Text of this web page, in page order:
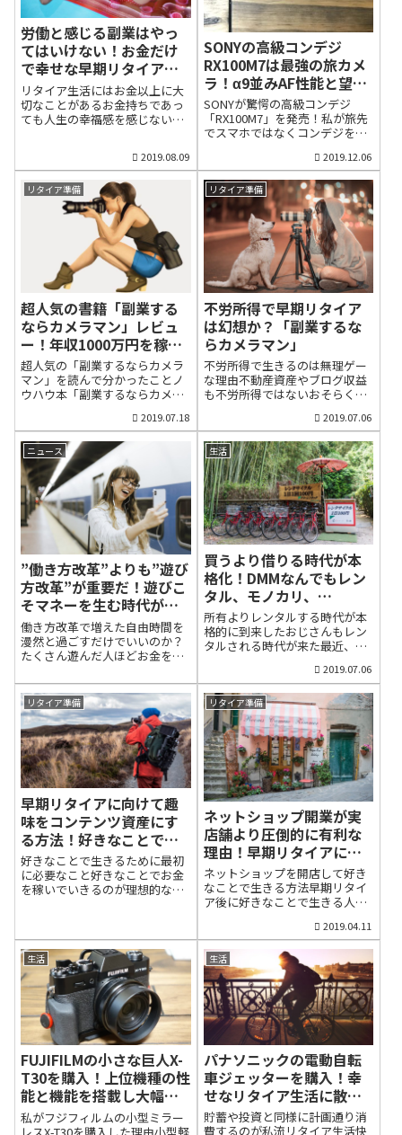
RX100シリーズと言っても過言
ではないと思います。私は2016
年に発売されたRX100M5に加え
て、8月30日に発売されたばかり
のRX100M7を注文しました。ソ
ニーRX100M7は発売早々、人気
ナンバーワンとなった注目機種
です。（参考：マップカメラ）
なぜ、私も購入したのか、
たいと思います。ソニー
RX100M7は高級コンデジの完成
形RX100シリーズはM5に続いて
２代目の購入正直言って、現在
オリンパス Tough TG-6 7位 リコ
ー GR III 8位 富士フイルム X-T3 9
位 キヤノン EOS R 10位 キヤノ
ン SX620 HSマップカメラは「コ
ンパクト機が、わずか数日の販
売にもかかわらず、2位に圧倒的
な大差をつけての1位という信じ
られない現象が起こりました」
と驚きをもって伝えています。
なぜ、コンデジのRX100M7がこ
労働と感じる副業はやっ
てはいけない！お金だけ
で幸せな早期リタイアは
実現できない
リタイア生活にはお金以上に大
切なことがあるお金持ちであっ
ても人生の幸福感を感じない理
報告書を発表して以来、各地の
投資セミナーが盛況だったり、
実際に税制が優遇されるNISA口
座の申し込みが増えています。
以前にも増して、国民の多くが
老後に不安を抱き、お金がなけ
れば、幸せな老後は実現できな
いと再認識している証左でもあ
ります。確かに、ある程度、お
金がなければ、不安な日々を送
ることになるので、経済的な基
盤が重要であることは否定しま
せん。しかし、金融資産が豊富
にあるからといって、リタイア
生活が幸福なものになるかとい
えば、それはノーだと感じてい
ます。私も早期リタイアして、
金は水や電気と同じで、生きる
ためのインフラだとは思います
が、幸福感を産んでくれるもの
だとは思えないのです。他人よ
りも、高級な商品やサービスを
購入し...
2019.08.09
SONYの高級コンデジ
RX100M7は最強の旅カメ
ラ！α9並みAF性能と望遠
ズームで運動会にも最適
SONYが驚愕の高級コンデジ
「RX100M7」を発売！私が旅先
でスマホではなくコンデジを利
スマホで記念写真を撮る時代で
す。ですから、コンデジが衰退
し、カメラメーカーは高くて大
きなフルサイズミラーレスカメ
ラに開発・販売の力点を置くよ
うになりました。しかし、スマ
ホにはクレジットカード情報な
ど様々な重要な個人情報が詰ま
っています。スマホが高値で転
売されている海外などでは「は
い、ポーズ！」と言った瞬間、
スラれる恐れもあります。しか
し、個人情報が入っていないコ
ンデジならば、最悪、盗難や強
奪の被害にあっても個人情報が
流出する心配はありません。で
すから、我が家ではリスクも考
用するようにしています。私が
旅先で利用する頻度が高いの
が、ソニーのRX100M5です。昨
年夏のタイ旅行でも大活躍して
くれました。
(function(b,c,f,g,a,d,e){...
2019.12.06
リタイア準備
超人気の書籍「副業する
ならカメラマン」レビュ
ー！年収1000万円を稼ぐ
基本が分かる
超人気の「副業するならカメラ
マン」を読んで分かったことノ
ウハウ本「副業するならカメラ
年金に加入しているサラリーマ
ンでも2000万円不足する。こん
な試算が世の中に広まるにつ
れ、副業や投資に取り組む人た
ちが増えています。そんななか
で、いま人気となっている副業
のノウハウ本があります。それ
は以前にも紹介した「副業する
ならカメラマン」です。この本
が人気なのは「カメラ歴0日でも
大丈夫！1日2時間の仕事で、テ
クニックもセンスも不要で、月
収100万円」という触れ込み
に、ちょっと読んでみたいとい
う人が多いのだと思います。多
くの人が、稼げるカメラマンに
なるためには特別な技術やセン
スなど才能が必要だと思い込ん
でいるからです。
(function(b,c,f,g,a,d,e)
{b.MoshimoAffiliateObject=a;b
=b||function(){arguments.cu...
2019.07.18
リタイア準備
不労所得で早期リタイア
は幻想か？「副業するな
らカメラマン」
不労所得で生きるのは無理ゲー
な理由不動産資産やブログ収益
も不労所得ではないおそらく、
得で自由に生きる生活に憧れて
いると思います。親から巨万の
富を相続したり、数億円の宝く
じや油田を掘り当てた人ではな
い限り、全く働かずに自由に生
きることは実際には不可能で
す。しかし、世の中には不労所
得で自由に生きていける方法を
うたって怪しげな情報商材を数
十万円で売っている人も少なく
ありません。しかも、そうした
情報商材を有名ブロガーやユチ
ューバーが販売すると、信憑性
を感じて、最後は養分となる人
はあとを絶ちません。私は現
在、所有する会社やブログなど
の収入で生活を送っています
が、不労所得なんて存在しない
と実感しています。所有する会
社の収益は社長である妻の労働
によって支えられています。ブ
ログなどネット収入も時々メン
テナンスをしなければいけませ
ん。趣味でスタートした当ブロ
グは毎日更新を継続中で...
2019.07.06
ニュース
”働き方改革”よりも”遊び
方改革”が重要だ！遊びこ
そマネーを生む時代が到
来した
働き方改革で増えた自由時間を
漫然と過ごすだけでいいのか？
たくさん遊んだ人ほどお金を稼
出勤や残業で社員を疲労困憊さ
せる企業が駆逐されるのは重要
なことだと思います。最近、働
き方改革の一環として、労働時
間が短縮され、休息できるの
は、労働者にとっては朗報で
す。しかし、せっかくの時短や
休日増加を休息だけに消化する
のは、少しもったいないとも感
じています。というのは、働き
方改革で手にした自由時間を存
分に遊んだ人は、もしかした
ら、近い将来、大きな経済力を
手にしているのではないかと思
うからです。遊んだ人がなぜ裕
福になる可能性があるのか？こ
はリタイア後は時間を持て余す
まずは、私がリタイア後に感じ
た生活実感から話したいと思い
ます。リタイアして感じている
のは、働いていた時よりも感覚
的に1日がとても早く終わると同
時に、自由な時間がた...
生活
買うより借りる時代が本
格化！DMMなんでもレン
タル、モノカリ、
KARITOKE
所有よりレンタルする時代が本
格的に到来したおじさんもレン
タルされる時代が来た最近、テ
性が男性をレンタルする「ママ
活」が話題になっています。し
かし、今度はおじさんをレンタ
ルする「おっさんレンタル」も
登場していると聞いて、正直驚
きました。「おっさんレンタル
を使う人なんているのだろう
か？」と思ったのですが、男女
問わず、人生経験の豊富なおじ
さんに自分の悩みを相談したい
という需要があるのだそうで
す。ママ活との違いは、ママ活
は男女の関係は当人同士に委ね
られていますが、おっさんレン
タルはそうした行為を禁じてい
るそうで、その意味では健全な
のかもしれません。もともと家
政婦さんやベビーシッターも親
や奥さんの代わりに仕事をして
くれるのですから、ヒト版レン
タルの一種なのかもしれません
が、それにしても、いろいろな
ビジネスを考えるヒトがいるも
のです。ただ、レンタルといえ
ば、レンタカーなど高...
2019.07.06
リタイア準備
早期リタイアに向けて趣
味をコンテンツ資産にす
る方法！好きなことで生
きる道を探そう！
好きなことで生きるために最初
に必要なこと好きなことでお金
を稼いでいきるのが理想的な人
ある仕事や会社を選ぼうとしま
す。しかし、多くは生きていく
ために妥協し、自分を採用して
くれた会社に就職します。「あ
あ、自分は一生、この会社で働
き、死んでいくのだろうか」と
ため息をつきながら、日々、生
活している人は少なくないと思
います。たとえ、自分の希望す
る仕事だと思って就職しても、
実際働いてみたら想像していた
のとは大違いだったという人も
いるでしょう。私は第一志望の
リタイア準備
ネットショップ開業が実
店舗より圧倒的に有利な
理由！早期リタイアに向
けて少ない資金で大きな
収益が見込める
ネットショップを開店して好き
なことで生きる方法早期リタイ
ア後に好きなことで生きる人生
と、ブログ運営以外に、自分で
手作りした商品を販売したいと
考えている人は意外に多いもの
です。趣味と実益をかねて、自
分の好きなグッズに囲まれ、そ
れを販売して生活できたら、と
てもおしゃれな生き方だと思い
ます。とくに、お店の商品が自
分で手作りした製品だったら申
し分ありません。私はカメラが
趣味なのでトラップなど革製品
が好きで、いろいろなショップ
を探す事があります。そんなと
き、時々、個人が立ち上げた革
2019.04.11
生活
FUJIFILMの小さな巨人X-
T30を購入！上位機種の性
能と機能を搭載し大幅進
化した
私がフジフィルムの小型ミラー
レスX-T30を購入した理由小型軽
生活
パナソニックの電動自転
車ジェッターを購入！幸
せなリタイア生活に散財
が重要な理由
貯蓄や投資と同様に計画通り消
費するのが私流リタイア生活快